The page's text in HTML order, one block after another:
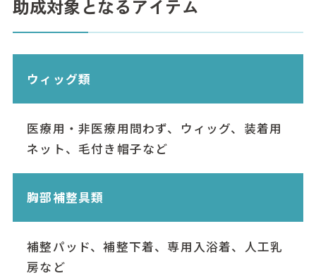
助成対象となるアイテム
ウィッグ類
医療用・非医療用問わず、ウィッグ、装着用
ネット、毛付き帽子など
胸部補整具類
補整パッド、補整下着、専用入浴着、人工乳
房など